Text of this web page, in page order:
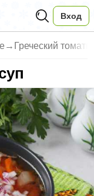
Вход
→ Греческий